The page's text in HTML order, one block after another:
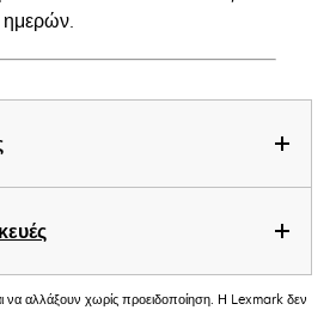
να αλλάξουν χωρίς προειδοποίηση. Η Lexmark δεν